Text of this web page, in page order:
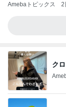
Amebaトピックス 2
ク